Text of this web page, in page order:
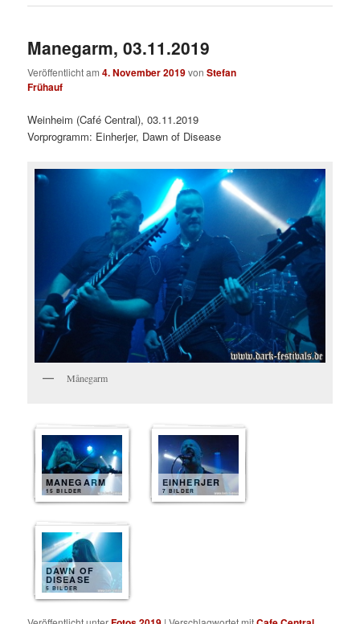
Manegarm, 03.11.2019
Veröffentlicht am4. November 2019vonStefan
Frühauf
Weinheim (Café Central), 03.11.2019
Vorprogramm: Einherjer, Dawn of Disease
Månegarm
MANEGARM
15 BILDER
EINHERJER
7 BILDER
DAWN OF
DISEASE
5 BILDER